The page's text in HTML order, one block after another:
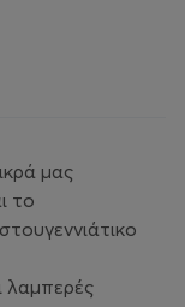
μας
το
λαμπερές